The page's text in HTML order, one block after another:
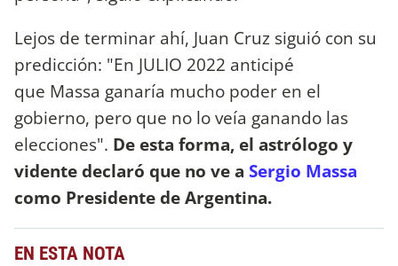
Lejos de terminar ahí, Juan Cruz siguió con su
predicción: "En JULIO 2022 anticipé
que Massa ganaría mucho poder en el
gobierno, pero que no lo veía ganando las
elecciones". De esta forma, el astrólogo y
vidente declaró que no ve a Sergio Massa
como Presidente de Argentina.
EN ESTA NOTA